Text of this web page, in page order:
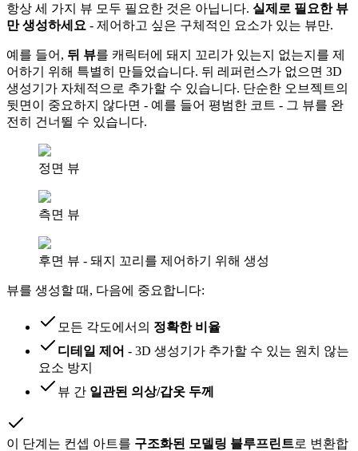
항상 세 가지 뷰 모두 필요한 것은 아닙니다. 실제로 필요한 뷰
만 생성하세요 - 제어하고 싶은 구체적인 요소가 있는 뷰만.
예를 들어, 뒤 뷰를 캐릭터에 돼지 꼬리가 있는지 없는지를 제
어하기 위해 특별히 만들었습니다. 뒤 레퍼런스가 없으면 3D
생성기가 자체적으로 추가할 수 있습니다. 단순한 오브젝트의
뒷면이 중요하지 않다면 - 예를 들어 평범한 코트 - 그 뷰를 완
전히 건너뛸 수 있습니다.
정면 뷰
측면 뷰
후면 뷰 - 돼지 꼬리를 제어하기 위해 생성
뷰를 생성할 때, 다음에 중요합니다:
모든 각도에서의 정확한 비율
디테일 제어 - 3D 생성기가 추가할 수 있는 원치 않는
요소 방지
뷰 간 일관된 의상/갑옷 두께
이 단계는 컨셉 아트를 구조화된 모델링 블루프린트로 변환합